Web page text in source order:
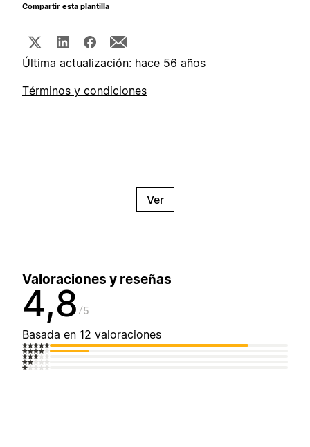
Compartir esta plantilla
Última actualización: hace 56 años
Términos y condiciones
Ver
Valoraciones y reseñas
4,8 5
Basada en 12 valoraciones